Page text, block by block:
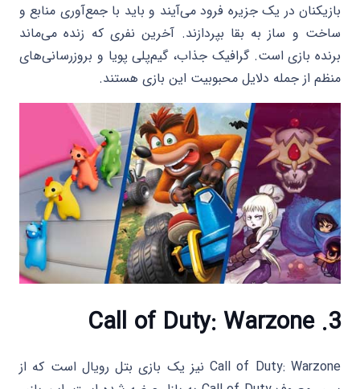
بازیکنان در یک جزیره فرود می‌آیند و باید با جمع‌آوری منابع و
ساخت و ساز به بقا بپردازند. آخرین نفری که زنده می‌ماند
برنده بازی است. گرافیک جذاب، گیم‌پلی پویا و بروزرسانی‌های
منظم از جمله دلایل محبوبیت این بازی هستند.
3.
Call of Duty: Warzone
Call of Duty: Warzone نیز یک بازی بتل رویال است که از